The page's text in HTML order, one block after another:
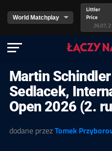
Littler
Price
26.07,
Martin
Sedlacek,
Open 2026 (2.
dodane przezTomek